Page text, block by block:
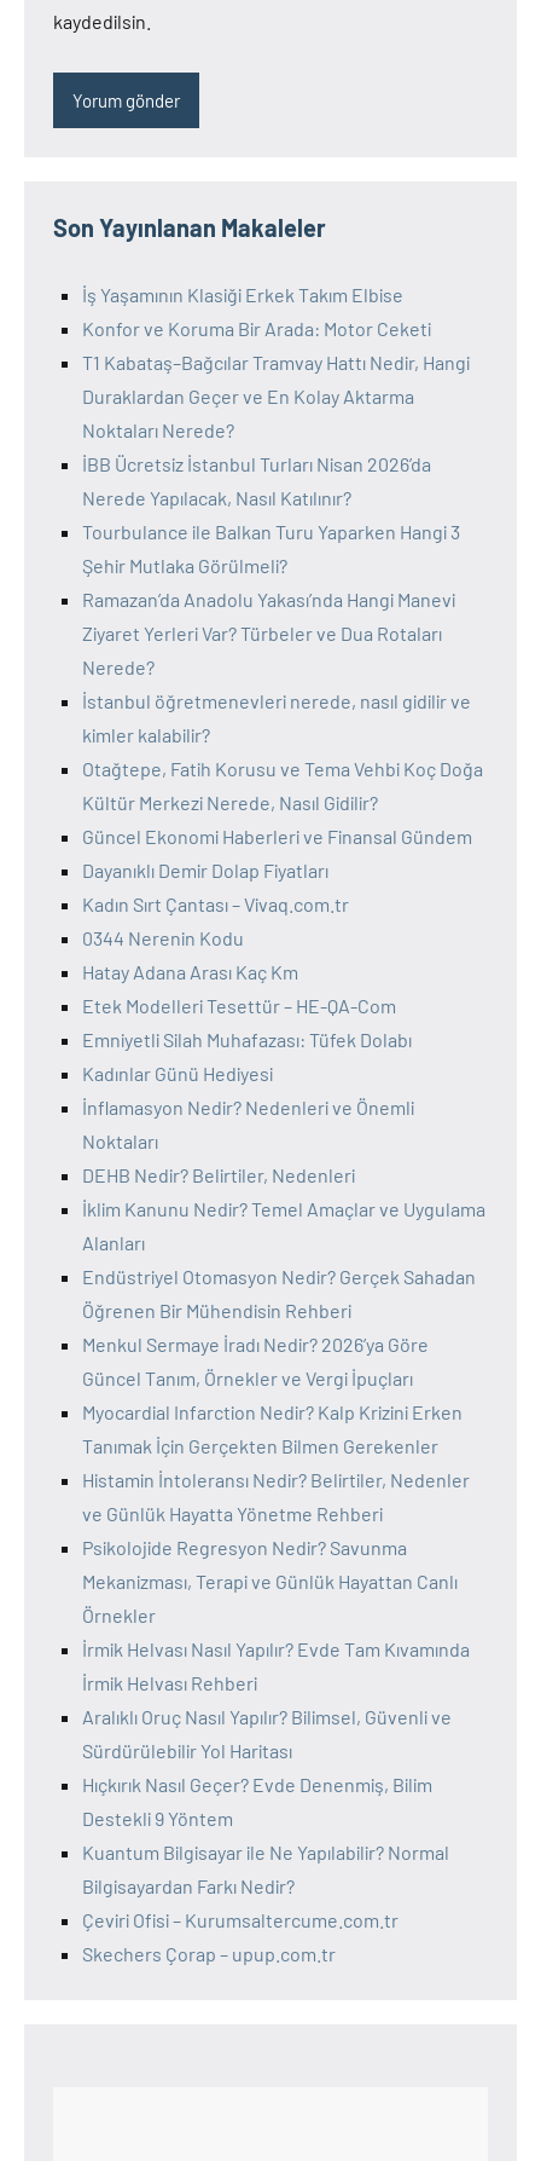
kaydedilsin.
Son Yayınlanan Makaleler
İş Yaşamının Klasiği Erkek Takım Elbise
Konfor ve Koruma Bir Arada: Motor Ceketi
T1 Kabataş–Bağcılar Tramvay Hattı Nedir, Hangi
Duraklardan Geçer ve En Kolay Aktarma
Noktaları Nerede?
İBB Ücretsiz İstanbul Turları Nisan 2026’da
Nerede Yapılacak, Nasıl Katılınır?
Tourbulance ile Balkan Turu Yaparken Hangi 3
Şehir Mutlaka Görülmeli?
Ramazan’da Anadolu Yakası’nda Hangi Manevi
Ziyaret Yerleri Var? Türbeler ve Dua Rotaları
Nerede?
İstanbul öğretmenevleri nerede, nasıl gidilir ve
kimler kalabilir?
Otağtepe, Fatih Korusu ve Tema Vehbi Koç Doğa
Kültür Merkezi Nerede, Nasıl Gidilir?
Güncel Ekonomi Haberleri ve Finansal Gündem
Dayanıklı Demir Dolap Fiyatları
Kadın Sırt Çantası – Vivaq.com.tr
0344 Nerenin Kodu
Hatay Adana Arası Kaç Km
Etek Modelleri Tesettür – HE-QA-Com
Emniyetli Silah Muhafazası: Tüfek Dolabı
Kadınlar Günü Hediyesi
İnflamasyon Nedir? Nedenleri ve Önemli
Noktaları
DEHB Nedir? Belirtiler, Nedenleri
İklim Kanunu Nedir? Temel Amaçlar ve Uygulama
Alanları
Endüstriyel Otomasyon Nedir? Gerçek Sahadan
Öğrenen Bir Mühendisin Rehberi
Menkul Sermaye İradı Nedir? 2026’ya Göre
Güncel Tanım, Örnekler ve Vergi İpuçları
Myocardial Infarction Nedir? Kalp Krizini Erken
Tanımak İçin Gerçekten Bilmen Gerekenler
Histamin İntoleransı Nedir? Belirtiler, Nedenler
ve Günlük Hayatta Yönetme Rehberi
Psikolojide Regresyon Nedir? Savunma
Mekanizması, Terapi ve Günlük Hayattan Canlı
Örnekler
İrmik Helvası Nasıl Yapılır? Evde Tam Kıvamında
İrmik Helvası Rehberi
Aralıklı Oruç Nasıl Yapılır? Bilimsel, Güvenli ve
Sürdürülebilir Yol Haritası
Hıçkırık Nasıl Geçer? Evde Denenmiş, Bilim
Destekli 9 Yöntem
Kuantum Bilgisayar ile Ne Yapılabilir? Normal
Bilgisayardan Farkı Nedir?
Çeviri Ofisi – Kurumsaltercume.com.tr
Skechers Çorap – upup.com.tr